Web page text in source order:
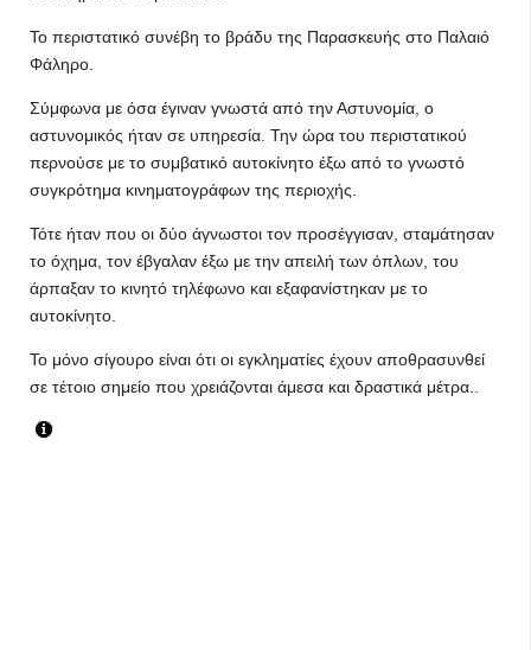
Το περιστατικό συνέβη το βράδυ της Παρασκευής στο Παλαιό
Φάληρο.
Σύμφωνα με όσα έγιναν γνωστά από την Αστυνομία, ο
αστυνομικός ήταν σε υπηρεσία. Την ώρα του περιστατικού
περνούσε με το συμβατικό αυτοκίνητο έξω από το γνωστό
συγκρότημα κινηματογράφων της περιοχής.
Τότε ήταν που οι δύο άγνωστοι τον προσέγγισαν, σταμάτησαν
το όχημα, τον έβγαλαν έξω με την απειλή των όπλων, του
άρπαξαν το κινητό τηλέφωνο και εξαφανίστηκαν με το
αυτοκίνητο.
Το μόνο σίγουρο είναι ότι οι εγκληματίες έχουν αποθρασυνθεί
σε τέτοιο σημείο που χρειάζονται άμεσα και δραστικά μέτρα..